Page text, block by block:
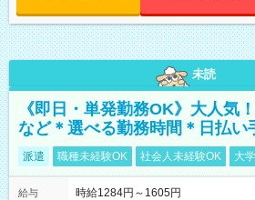
未読
《即日・単発勤務OK》大人気
など＊選べる勤務時間＊日払い
派遣 職種未経験OK 社会人未経験OK 大
給与
時給1284円～1605円